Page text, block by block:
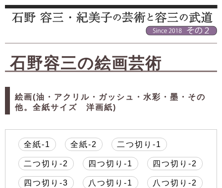
石野容三の絵画芸術
絵画(油・アクリル・ガッシュ・水彩・墨・その
他。全紙サイズ 洋画紙)
全紙-1 全紙-2 二つ切り-1
二つ切り-2 四つ切り-1 四つ切り-2
四つ切り-3 八つ切り-1 八つ切り-2